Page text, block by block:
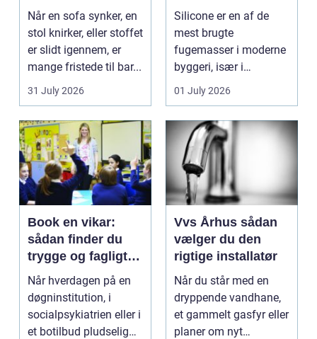
møbelpolstring
Når en sofa synker, en
stol knirker, eller stoffet
er slidt igennem, er
mange fristede til bar...
31 July 2026
fugemasse
Silicone er en af de
mest brugte
fugemasser i moderne
byggeri, især i
badeværelser,
køkkener og andr...
01 July 2026
Book en vikar:
sådan finder du
trygge og fagligt
stærke løsninger
Når hverdagen på en
døgninstitution, i
socialpsykiatrien eller i
et botilbud pludselig
Vvs Århus sådan
vælger du den
rigtige installatør
Når du står med en
dryppende vandhane,
et gammelt gasfyr eller
planer om nyt